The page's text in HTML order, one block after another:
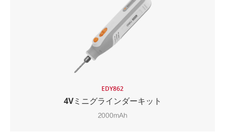
EDY862
4Vミニグラインダーキット
2000mAh